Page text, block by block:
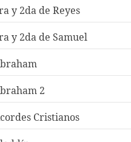
y 2da de Reyes
y 2da de Samuel
2
Cristianos